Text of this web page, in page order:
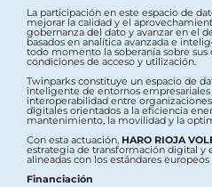
La participación en este espacio de
mejorar la calidad y el
gobernanza del dato y avanzar en el
basados en analítica avanzada e
todo momento la soberanía sobre sus
condiciones de acceso y utilización.
Twinparks constituye un espacio de
inteligente de entornos
interoperabilidad entre
digitales orientados a la eficiencia
mantenimiento, la movilidad y la
Con esta actuación, HARO RIOJA
estrategia de transformación digital y
alineadas con los estándares
Financiación